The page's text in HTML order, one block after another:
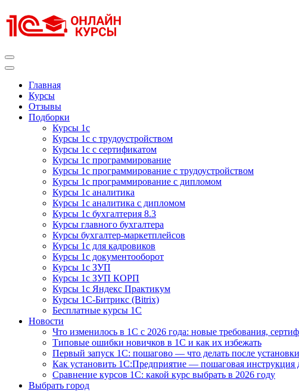
к
содержимому
Главная
Курсы
Отзывы
Подборки
Курсы 1с
Курсы 1с с трудоустройством
Курсы 1с с сертификатом
Курсы 1с программирование
Курсы 1с программирование с трудоустройством
Курсы 1с программирование с дипломом
Курсы 1с аналитика
Курсы 1с аналитика с дипломом
Курсы 1с бухгалтерия 8.3
Курсы главного бухгалтера
Курсы бухгалтер-маркетплейсов
Курсы 1с для кадровиков
Курсы 1с документооборот
Курсы 1с ЗУП
Курсы 1с ЗУП КОРП
Курсы 1с Яндекс Практикум
Курсы 1С-Битрикс (Bitrix)
Бесплатные курсы 1С
Новости
Что изменилось в 1С с 2026 года: новые требования,
Типовые ошибки новичков в 1С и как их избежать
Первый запуск 1С: пошагово — что делать после установки
Как установить 1С:Предприятие — пошаговая
Сравнение курсов 1С: какой курс выбрать в 2026 году
Выбрать город